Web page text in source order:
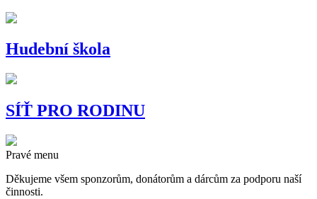
Hudební škola
SÍŤ PRO RODINU
Pravé menu
Děkujeme všem sponzorům, donátorům a dárcům za podporu naší
činnosti.